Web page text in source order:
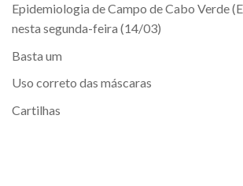
Epidemiologia de Campo de Cabo Verde
nesta segunda-feira (14/03)
Basta um
Uso correto das máscaras
Cartilhas